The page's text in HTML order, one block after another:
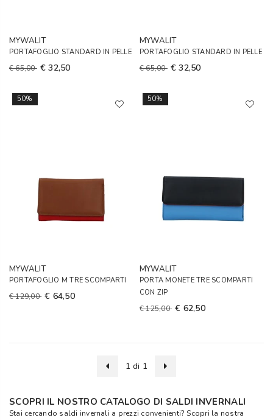
MYWALIT
PORTAFOGLIO STANDARD IN PELLE
€ 65,00 € 32,50
MYWALIT
PORTAFOGLIO STANDARD IN PELLE
€ 65,00 € 32,50
50%
MYWALIT
PORTAFOGLIO M TRE SCOMPARTI
€ 129,00 € 64,50
50%
MYWALIT
PORTA MONETE TRE SCOMPARTI
CON ZIP
€ 125,00 € 62,50
1 di 1
SCOPRI IL NOSTRO CATALOGO DI SALDI INVERNALI
Stai cercando saldi invernali a prezzi convenienti? Scopri la nostra